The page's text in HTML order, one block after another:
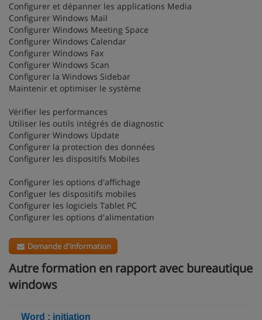
Configurer et dépanner les applications Media
Configurer Windows Mail
Configurer Windows Meeting Space
Configurer Windows Calendar
Configurer Windows Fax
Configurer Windows Scan
Configurer la Windows Sidebar
Maintenir et optimiser le système
Vérifier les performances
Utiliser les outils intégrés de diagnostic
Configurer Windows Update
Configurer la protection des données
Configurer les dispositifs Mobiles
Configurer les options d'affichage
Configuer les dispositifs mobiles
Configurer les logiciels Tablet PC
Configurer les options d'alimentation
Demande d'information
Autre formation en rapport avec bureautique
windows
Word : initiation